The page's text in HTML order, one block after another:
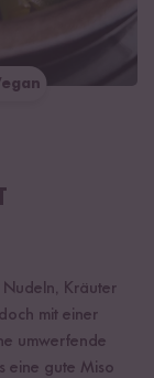
Nudeln, Kräuter
mit einer
umwerfende
eine gute Miso